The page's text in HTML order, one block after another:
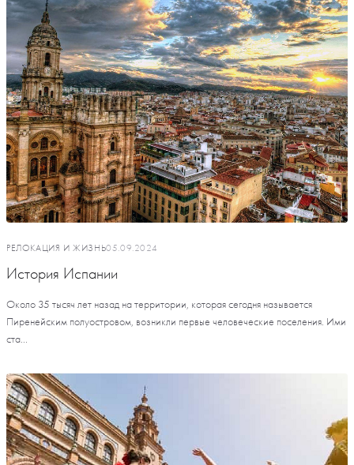
РЕЛОКАЦИЯ И ЖИЗНЬ05.09.2024
История Испании
Около 35 тысяч лет назад на территории, которая сегодня называется
Пиренейским полуостровом, возникли первые человеческие поселения. Ими
ста...